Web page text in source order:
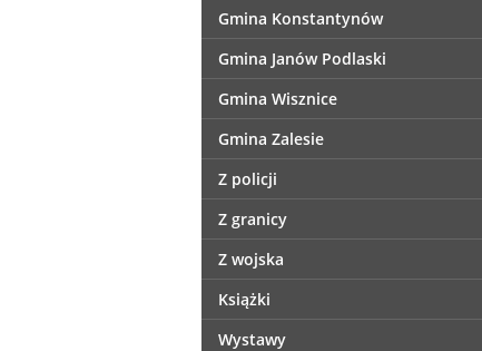
Gmina Konstantynów
Gmina Janów Podlaski
Gmina Wisznice
Gmina Zalesie
Z policji
Z granicy
Z wojska
Książki
Wystawy